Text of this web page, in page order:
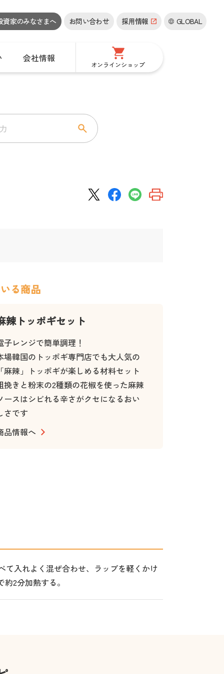
資家のみなさまへ お問い合わせ 採用情報 GLOBAL
会社情報
オンラインショップ
る商品
辣トッポギセット
子レンジで簡単調理！
場韓国のトッポギ専門店でも大人気の
麻辣」トッポギが楽しめる材料セット
挽きと粉末の2種類の花椒を使った麻辣
ースはシビれる辛さがクセになるおい
さです
品情報へ
て入れよく混ぜ合わせ、ラップを軽くかけ
2分加熱する。